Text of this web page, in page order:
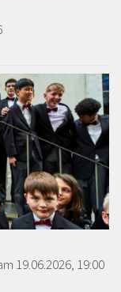
19.06.2026, 19:00